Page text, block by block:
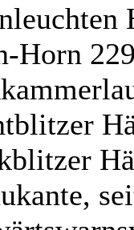
Horn